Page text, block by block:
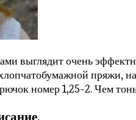
выглядит очень
пряжи,
номер 1,25-2. Чем